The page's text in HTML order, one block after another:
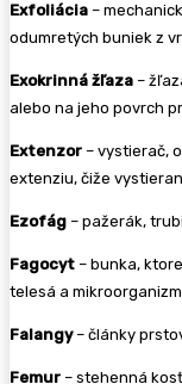
Exfoliácia –
odumretých buniek z
Exokrinná žľaza –
alebo na jeho povrch
Extenzor – vystierač,
extenziu, čiže
Ezofág – pažerák,
Fagocyt – bunka,
telesá a
Falangy– články
Femur – stehenná kosť